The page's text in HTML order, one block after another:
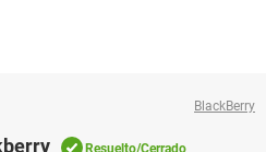
BlackBerry
Resuelto/Cerrado